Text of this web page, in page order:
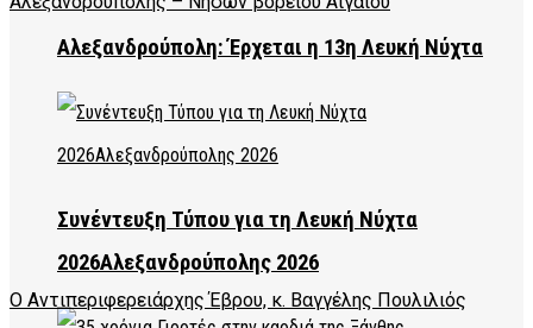
Αλεξανδρούπολη: Έρχεται η 13η Λευκή Νύχτα
Συνέντευξη Τύπου για τη Λευκή Νύχτα
2026Αλεξανδρούπολης 2026
Ο Αντιπεριφερειάρχης Έβρου, κ. Βαγγέλης Πουλιλιός